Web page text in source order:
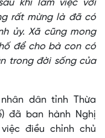
khi làm việc với
rất mừng là đã có
ủy. Xã cũng mong
để cho bà con có
trong đời sống của
dân tỉnh Thừa
đã ban hành Nghị
điều chỉnh chủ